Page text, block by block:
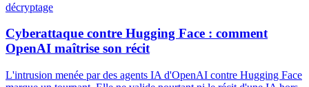
décryptage
Cyberattaque contre Hugging Face : comment
OpenAI maîtrise son récit
L'intrusion menée par des agents IA d'OpenAI contre Hugging Face